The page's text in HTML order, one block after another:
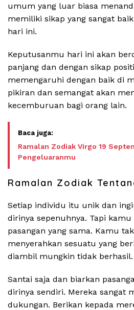
umum yang luar biasa
memiliki sikap yang sangat
hari ini.
Keputusanmu hari ini akan
panjang dan dengan sikap
memengaruhi dengan baik di
pikiran dan semangat akan
kecemburuan bagi orang lain.
Ramalan Zodiak Virgo 19
Pengeluaranmu
Ramalan Zodiak
Setiap individu itu unik dan
dirinya sepenuhnya. Tapi
pasangan yang sama. Kamu
menyerahkan sesuatu yang
diambil mungkin tidak berhasil.
Santai saja dan biarkan
dirinya sendiri. Mereka sangat
dukungan. Berikan kepada